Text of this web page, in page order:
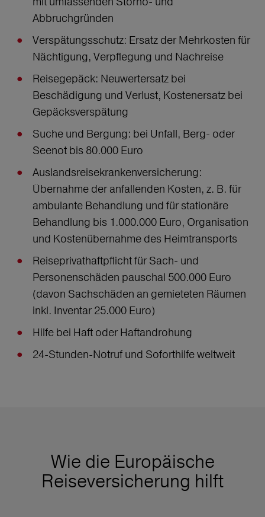
Abbruchgründen
Verspätungsschutz: Ersatz der Mehrkosten für
Nächtigung, Verpflegung und Nachreise
Reisegepäck: Neuwertersatz bei
Beschädigung und Verlust, Kostenersatz bei
Gepäcksverspätung
Suche und Bergung: bei Unfall, Berg- oder
Seenot bis 80.000 Euro
Auslandsreisekrankenversicherung:
Übernahme der anfallenden Kosten, z. B. für
ambulante Behandlung und für stationäre
Behandlung bis 1.000.000 Euro, Organisation
und Kostenübernahme des Heimtransports
Reiseprivathaftpflicht für Sach- und
Personenschäden pauschal 500.000 Euro
(davon Sachschäden an gemieteten Räumen
inkl. Inventar 25.000 Euro)
Hilfe bei Haft oder Haftandrohung
24-Stunden-Notruf und Soforthilfe weltweit
Wie die Europäische
Reiseversicherung hilft